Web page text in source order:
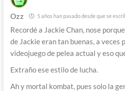
Ozz 5 años han pasado desde que se
Recordé a Jackie Chan, nose
de Jackie eran tan buenas, a veces
videojuego de pelea actual y eso
Extraño ese estilo de lucha.
Ah y mortal kombat, pues solo la